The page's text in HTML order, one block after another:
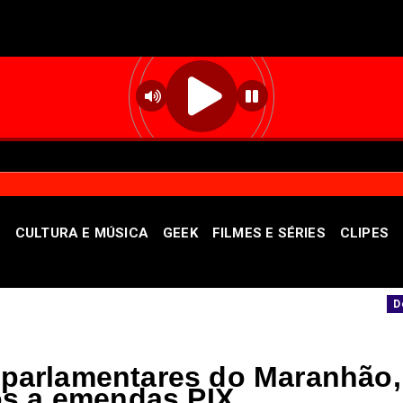
CULTURA E MÚSICA GEEK FILMES E SÉRIES CLIPES
sobre a imunização no DF "As
do Maranhão,